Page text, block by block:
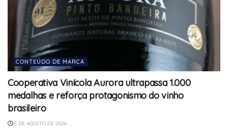
CONTEÚDO DE MARCA
Cooperativa Vinícola Aurora ultrapassa 1.000
medalhas e reforça protagonismo do vinho
brasileiro
6 DE AGOSTO DE 2026